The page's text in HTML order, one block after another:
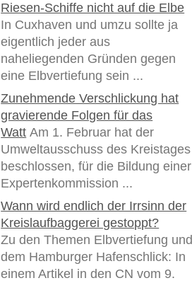
Riesen-Schiffe nicht auf die Elbe
In Cuxhaven und umzu sollte ja
eigentlich jeder aus
naheliegenden Gründen gegen
eine Elbvertiefung sein ...
Zunehmende Verschlickung hat
gravierende Folgen für das
Watt Am 1. Februar hat der
Umweltausschuss des Kreistages
beschlossen, für die Bildung einer
Expertenkommission ...
Wann wird endlich der Irrsinn der
Kreislaufbaggerei gestoppt?
Zu den Themen Elbvertiefung und
dem Hamburger Hafenschlick: In
einem Artikel in den CN vom 9.